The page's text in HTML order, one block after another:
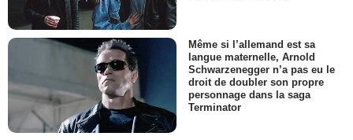
Même si l’allemand est sa
langue maternelle, Arnold
Schwarzenegger n’a pas eu le
droit de doubler son propre
personnage dans la saga
Terminator